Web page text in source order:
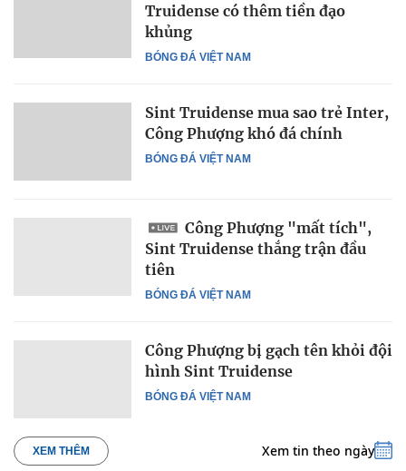
BÓNG ĐÁ VIỆT NAM
Truidense có thêm tiền đạo
khủng
BÓNG ĐÁ VIỆT NAM
Sint Truidense mua sao trẻ Inter,
Công Phượng khó đá chính
BÓNG ĐÁ VIỆT NAM
Công Phượng "mất tích",
Sint Truidense thắng trận đầu
tiên
BÓNG ĐÁ VIỆT NAM
Công Phượng bị gạch tên khỏi đội
hình Sint Truidense
XEM THÊM Xem tin theo ngày